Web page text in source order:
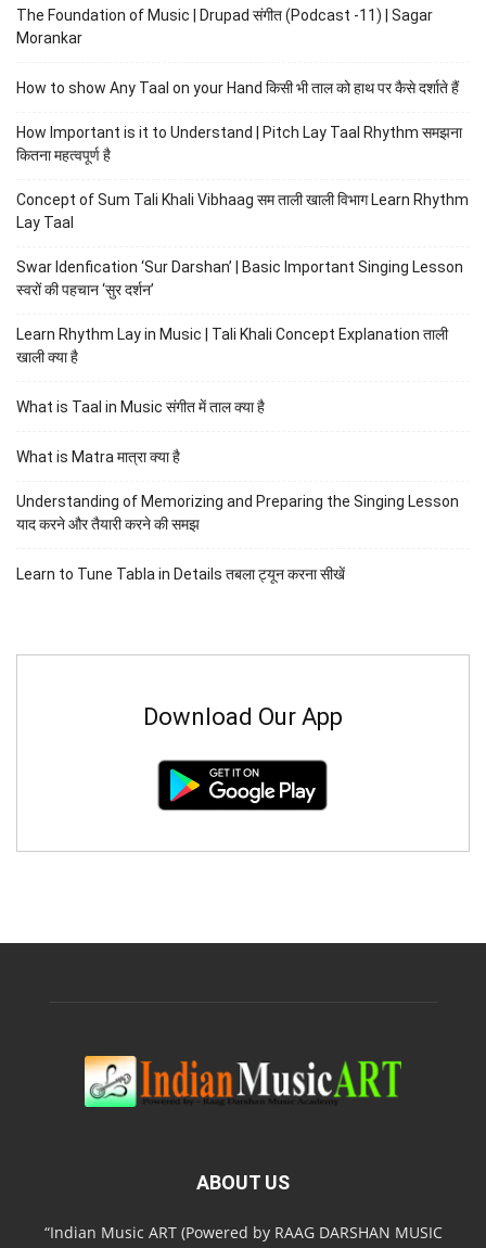
The Foundation of Music | Drupad संगीत (Podcast -11) | Sagar
Morankar
How to show Any Taal on your Hand किसी भी ताल को हाथ पर कैसे दर्शाते हैं
How Important is it to Understand | Pitch Lay Taal Rhythm समझना
कितना महत्वपूर्ण है
Concept of Sum Tali Khali Vibhaag सम ताली खाली विभाग Learn Rhythm
Lay Taal
Swar Idenfication ‘Sur Darshan’ | Basic Important Singing Lesson
स्वरों की पहचान ‘सुर दर्शन’
Learn Rhythm Lay in Music | Tali Khali Concept Explanation ताली
खाली क्या है
What is Taal in Music संगीत में ताल क्या है
What is Matra मात्रा क्या है
Understanding of Memorizing and Preparing the Singing Lesson
याद करने और तैयारी करने की समझ
Learn to Tune Tabla in Details तबला ट्यून करना सीखें
Download Our App
ABOUT US
“Indian Music ART (Powered by RAAG DARSHAN MUSIC